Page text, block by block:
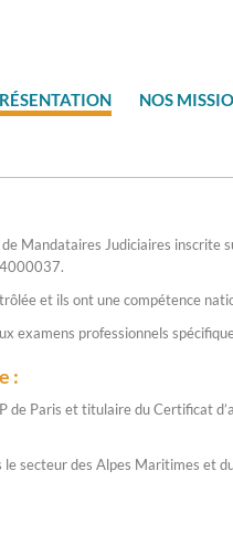
NOS
Mandataires Judiciaires inscrite
et ils ont une compétence
examens professionnels
:
de Paris et titulaire du Certificat
secteur des Alpes Maritimes et